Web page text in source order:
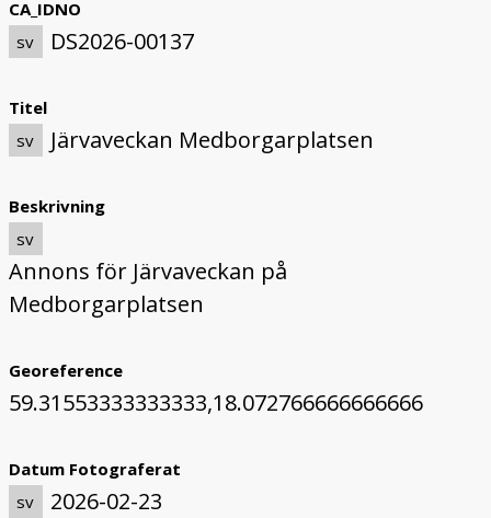
CA_IDNO
sv
DS2026-00137
Titel
sv
Järvaveckan Medborgarplatsen
Beskrivning
sv
Annons för Järvaveckan på
Medborgarplatsen
Georeference
59.31553333333333,18.072766666666666
Datum Fotograferat
sv
2026-02-23